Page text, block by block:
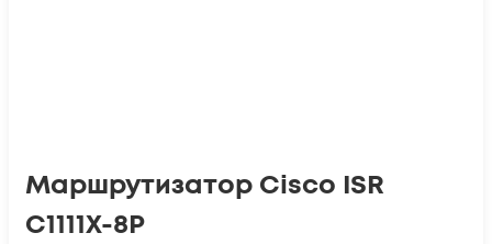
Маршрутизатор Cisco ISR
C1111X-8P